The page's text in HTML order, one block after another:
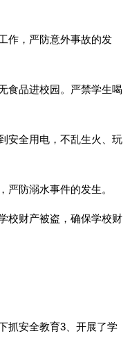
作，严防意外事故的发
食品进校园。严禁学生喝
安全用电，不乱生火、玩
严防溺水事件的发生。
校财产被盗，确保学校财
抓安全教育3、开展了学